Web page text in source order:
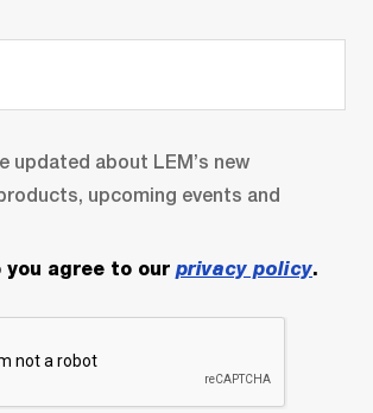
updated about LEM’s new
upcoming events and
you agree to our privacy policy.